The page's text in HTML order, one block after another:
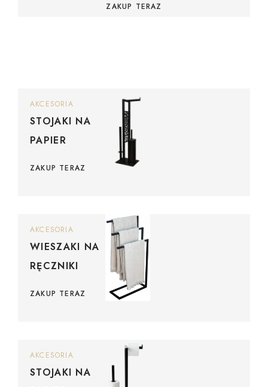
ZAKUP TERAZ
AKCESORIA
STOJAKI NA
PAPIER
ZAKUP TERAZ
AKCESORIA
WIESZAKI NA
RĘCZNIKI
ZAKUP TERAZ
AKCESORIA
STOJAKI NA